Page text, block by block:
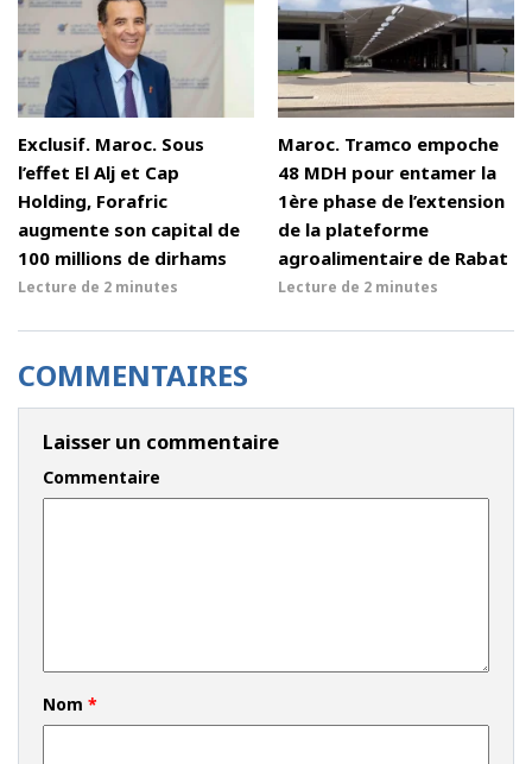
Exclusif. Maroc. Sous
l’effet El Alj et Cap
Holding, Forafric
augmente son capital de
100 millions de dirhams
Lecture de 2 minutes
Maroc. Tramco empoche
48 MDH pour entamer la
1ère phase de l’extension
de la plateforme
agroalimentaire de Rabat
Lecture de 2 minutes
COMMENTAIRES
Laisser un commentaire
Commentaire
Nom *